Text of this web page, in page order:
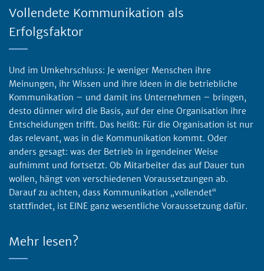
Vollendete Kommunikation als
Erfolgsfaktor
Und im Umkehrschluss: Je weniger Menschen ihre
Meinungen, ihr Wissen und ihre Ideen in die betriebliche
Kommunikation – und damit ins Unternehmen – bringen,
desto dünner wird die Basis, auf der eine Organisation ihre
Entscheidungen trifft. Das heißt: Für die Organisation ist nur
das relevant, was in die Kommunikation kommt. Oder
anders gesagt: was der Betrieb in irgendeiner Weise
aufnimmt und fortsetzt. Ob Mitarbeiter das auf Dauer tun
wollen, hängt von verschiedenen Voraussetzungen ab.
Darauf zu achten, dass Kommunikation „vollendet“
stattfindet, ist EINE ganz wesentliche Voraussetzung dafür.
Mehr lesen?